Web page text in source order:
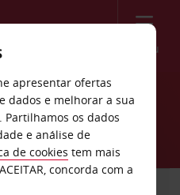
Menu
Morlaix
apresentar ofertas
dados e melhorar a sua
os dados
e análise de
de cookies tem mais
concorda com a